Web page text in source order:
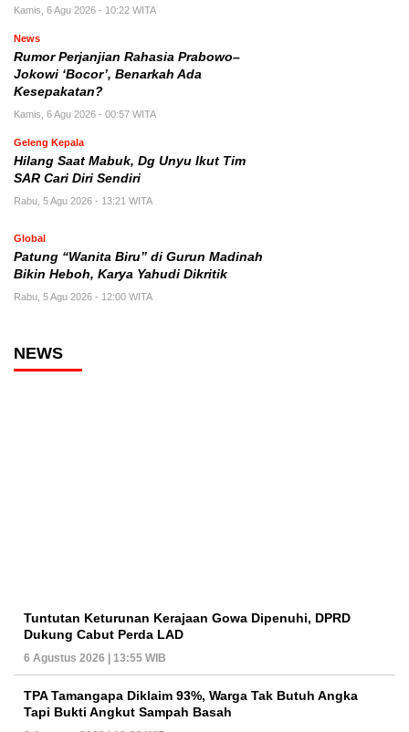
Kamis, 6 Agu 2026 - 10:22 WITA
News
Rumor Perjanjian Rahasia Prabowo–
Jokowi ‘Bocor’, Benarkah Ada
Kesepakatan?
Kamis, 6 Agu 2026 - 00:57 WITA
Geleng Kepala
Hilang Saat Mabuk, Dg Unyu Ikut Tim
SAR Cari Diri Sendiri
Rabu, 5 Agu 2026 - 13:21 WITA
Global
Patung “Wanita Biru” di Gurun Madinah
Bikin Heboh, Karya Yahudi Dikritik
Rabu, 5 Agu 2026 - 12:00 WITA
NEWS
Tuntutan Keturunan Kerajaan Gowa Dipenuhi, DPRD
Dukung Cabut Perda LAD
6 Agustus 2026 | 13:55 WIB
TPA Tamangapa Diklaim 93%, Warga Tak Butuh Angka
Tapi Bukti Angkut Sampah Basah